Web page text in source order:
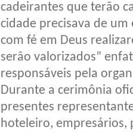
cadeirantes que terão
cidade precisava de
com fé em Deus
serão valorizados”
responsáveis pela
Durante a cerimônia
presentes
hoteleiro, empresários,